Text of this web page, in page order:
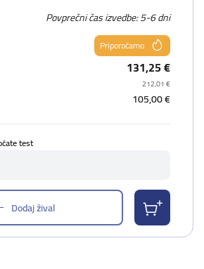
Povprečni čas izvedbe: 5-6 dni
Priporočamo
131,25 €
212,01 €
105,00 €
test
Dodaj žival